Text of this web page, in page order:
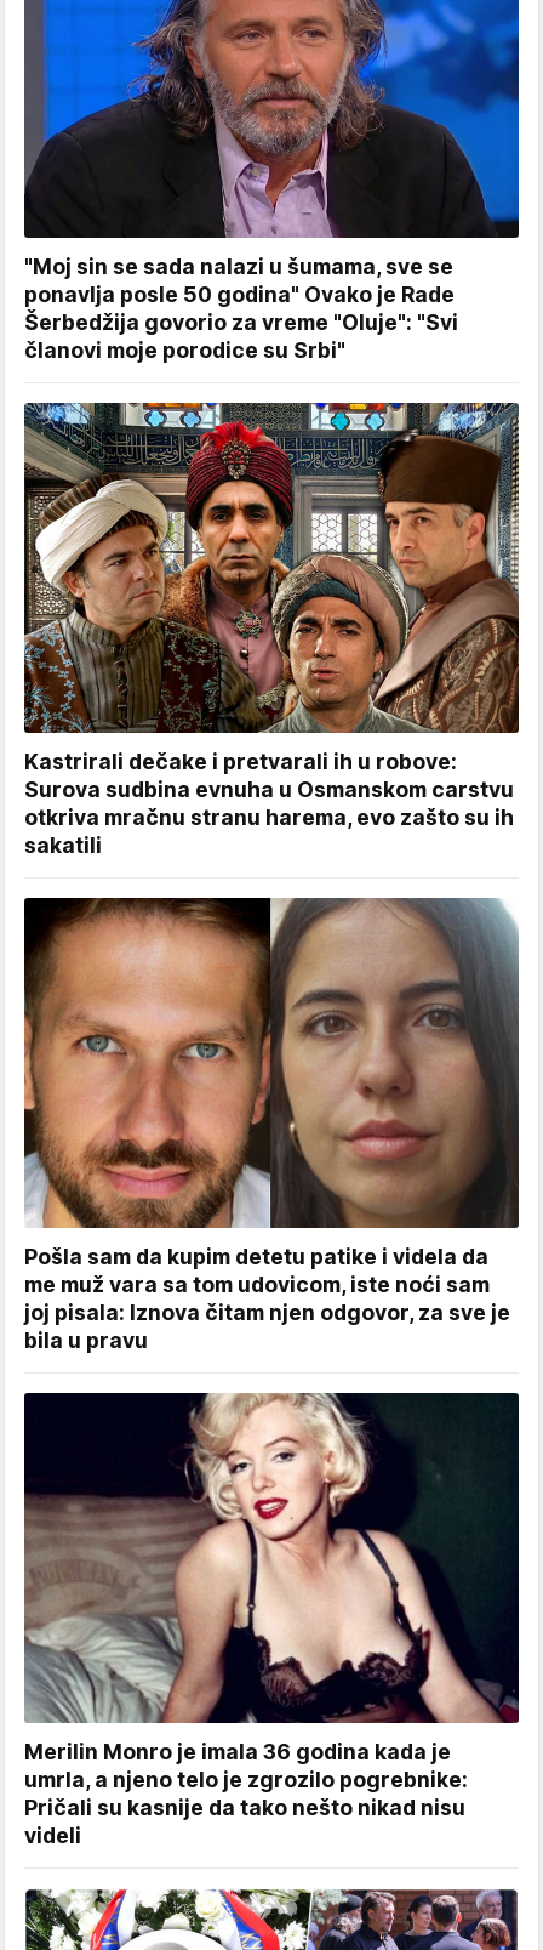
"Moj sin se sada nalazi u šumama, sve se
ponavlja posle 50 godina" Ovako je Rade
Šerbedžija govorio za vreme "Oluje": "Svi
članovi moje porodice su Srbi"
Kastrirali dečake i pretvarali ih u robove:
Surova sudbina evnuha u Osmanskom carstvu
otkriva mračnu stranu harema, evo zašto su ih
sakatili
Pošla sam da kupim detetu patike i videla da
me muž vara sa tom udovicom, iste noći sam
joj pisala: Iznova čitam njen odgovor, za sve je
bila u pravu
Merilin Monro je imala 36 godina kada je
umrla, a njeno telo je zgrozilo pogrebnike:
Pričali su kasnije da tako nešto nikad nisu
videli